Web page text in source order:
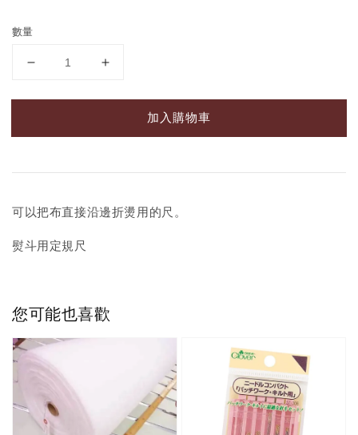
數量
加入購物車
可以把布直接沿邊折燙用的尺。
熨斗用定規尺
您可能也喜歡